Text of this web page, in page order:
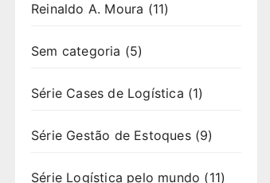
Reinaldo A. Moura (11)
Sem categoria (5)
Série Cases de Logística (1)
Série Gestão de Estoques(9)
Série Logística pelo mundo (11)